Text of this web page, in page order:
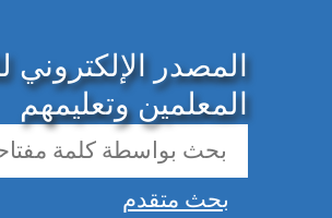
المصدر
المعلمين وتعليمهم
بحث متقدم